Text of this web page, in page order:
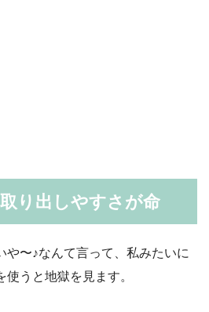
り出しやすさが命
や〜♪なんて言って、私みたいに
うと地獄を見ます。